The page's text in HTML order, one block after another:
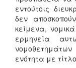
εντούτοις
δεν
κείμενα,
ερμηνεία
ενότητα με